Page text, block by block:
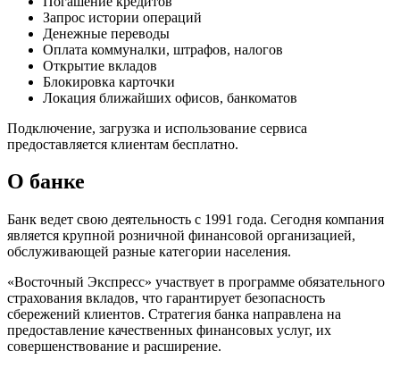
Запрос истории операций
Денежные переводы
Оплата коммуналки, штрафов, налогов
Открытие вкладов
Блокировка карточки
Локация ближайших офисов, банкоматов
Подключение, загрузка и использование сервиса
предоставляется клиентам бесплатно.
О банке
Банк ведет свою деятельность с 1991 года. Сегодня компания
является крупной розничной финансовой организацией,
обслуживающей разные категории населения.
«Восточный Экспресс» участвует в программе обязательного
страхования вкладов, что гарантирует безопасность
сбережений клиентов. Стратегия банка направлена на
предоставление качественных финансовых услуг, их
совершенствование и расширение.